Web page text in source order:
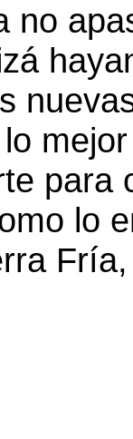
no
para
lo